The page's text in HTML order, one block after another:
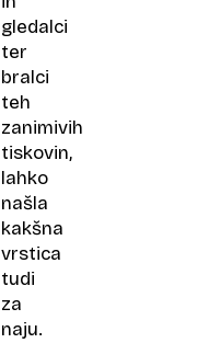
gledalci
ter
bralci
teh
zanimivih
tiskovin,
lahko
našla
kakšna
vrstica
tudi
za
naju.